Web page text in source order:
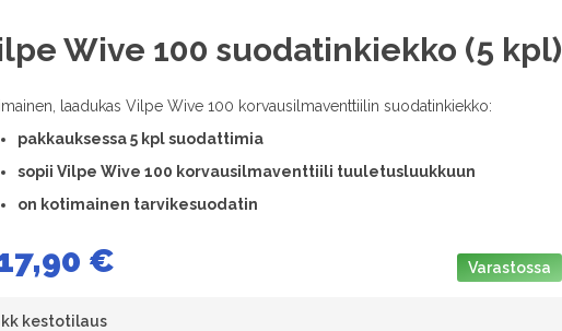
Wive 100 suodatinkiekko (5 kpl)
laadukas Vilpe Wive 100 korvausilmaventtiilin suodatinkiekko:
pakkauksessa 5 kpl suodattimia
sopii Vilpe Wive 100 korvausilmaventtiili tuuletusluukkuun
on kotimainen tarvikesuodatin
€ Varastossa
kestotilaus